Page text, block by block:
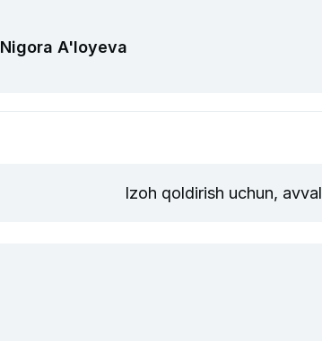
Nigora A'loyeva
Izoh qoldirish uchun, avval